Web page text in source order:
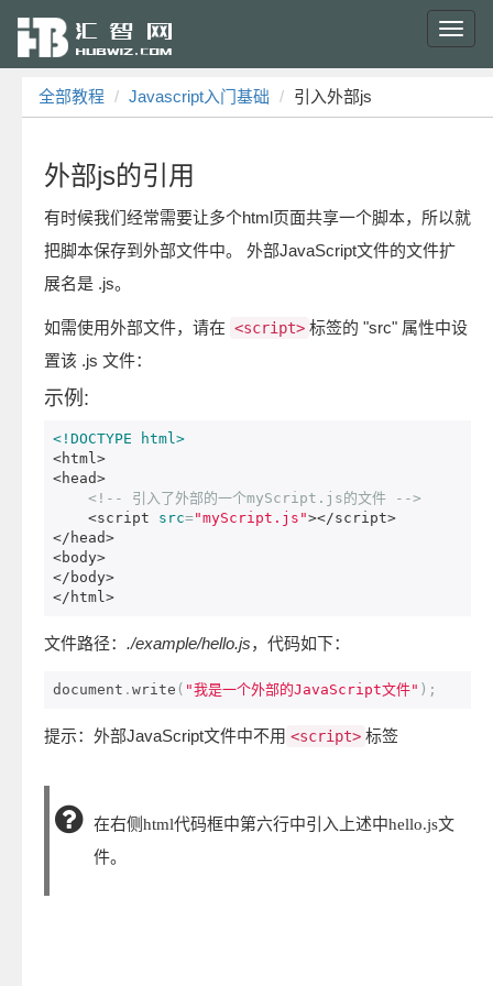
全部教程 Javascript入门基础 引入外部js
外部js的引用
有时候我们经常需要让多个html页面共享一个脚本，所以就
把脚本保存到外部文件中。 外部JavaScript文件的文件扩
展名是 .js。
如需使用外部文件，请在 <script> 标签的 "src" 属性中设
置该 .js 文件：
示例:
<!DOCTYPE html>
<html>
<head>
<!-- 引入了外部的一个myScript.js的文件 -->
<script
src="myScript.js"></script>
</head>
<body>
</body>
</html>
文件路径： ./example/hello.js，代码如下：
document . write ( "我是一个外部的JavaScript文件" );
提示：外部JavaScript文件中不用 <script> 标签
在右侧html代码框中第六行中引入上述中hello.js文
件。